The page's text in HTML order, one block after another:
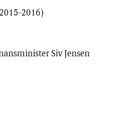
2016)
Siv Jensen